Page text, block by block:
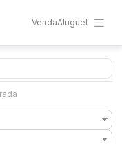
VendaAluguel